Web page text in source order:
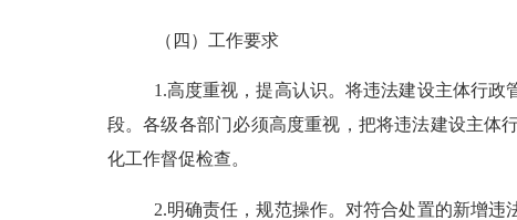
（四） 工作要求
1.高度重视，提高认识。将违法建设主体行政
段。各级各部门必须高度重视，把将违法建设主体
化工作督促检查。
2.明确责任，规范操作。 对符合处置的新增违